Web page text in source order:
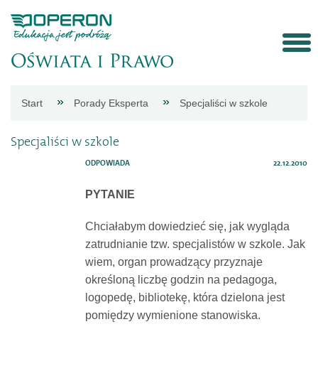
Aktualności
Start Porady Eksperta Specjaliści w szkole
Specjaliści w szkole
ODPOWIADA 22.12.2010
PYTANIE
Chciałabym dowiedzieć się, jak wygląda
zatrudnianie tzw. specjalistów w szkole. Jak
wiem, organ prowadzący przyznaje
określoną liczbę godzin na pedagoga,
logopedę, bibliotekę, która dzielona jest
pomiędzy wymienione stanowiska.